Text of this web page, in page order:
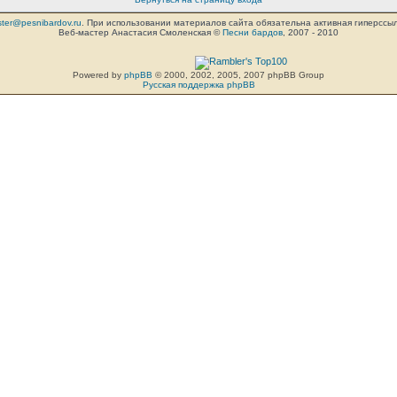
. При использовании материалов сайта обязательна активная
Веб-мастер Анастасия Смоленская ©Песни бардов , 2007 - 2010
Powered by phpBB © 2000, 2002, 2005, 2007 phpBB Group
Русская поддержка phpBB